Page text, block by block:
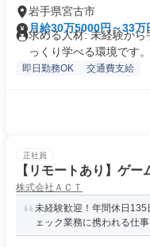
岩手県宮古市
月給30万5000円～33万
求める人材: 未経験から
っくり学べる環境です。
即日勤務OK 交通費支給
正社員
【リモートあり】ゲ
株式会社ＡＣＴ
未経験歓迎！年間休日
ェック業務に携われる仕事